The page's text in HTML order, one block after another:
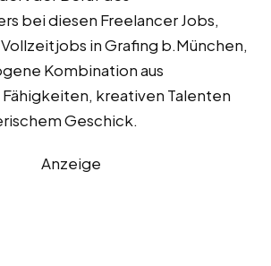
bei diesen Freelancer Jobs,
in Grafing b.München,
Kombination aus
kreativen Talenten
Geschick.
Anzeige